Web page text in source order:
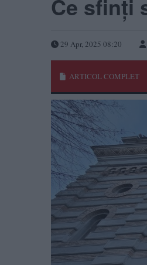
Ce sfinți
29 Apr, 2025 08:20
ARTICOL COMPLET